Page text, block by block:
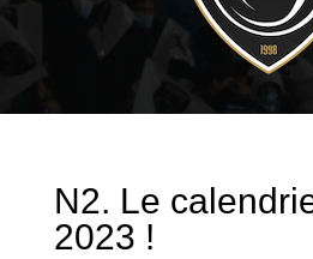
N2. Le
2023 !